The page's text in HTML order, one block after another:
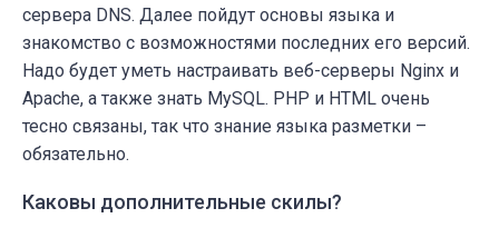
сервера DNS. Далее пойдут основы языка и
знакомство с возможностями последних его версий.
Надо будет уметь настраивать веб-серверы Nginx и
Apache, а также знать MySQL. PHP и HTML очень
тесно связаны, так что знание языка разметки –
обязательно.
Каковы дополнительные скилы?